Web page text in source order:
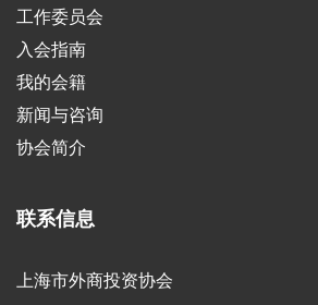
工作委员会
入会指南
我的会籍
新闻与咨询
协会简介
联系信息
上海市外商投资协会